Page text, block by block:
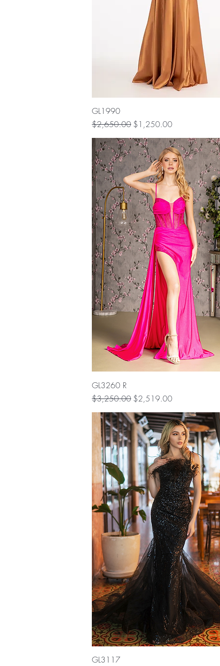
GL1990
Precio
$2,650.00 Precio de oferta
$1,250.00
GL3260 R
Precio
$3,250.00 Precio de oferta
$2,519.00
GL3117